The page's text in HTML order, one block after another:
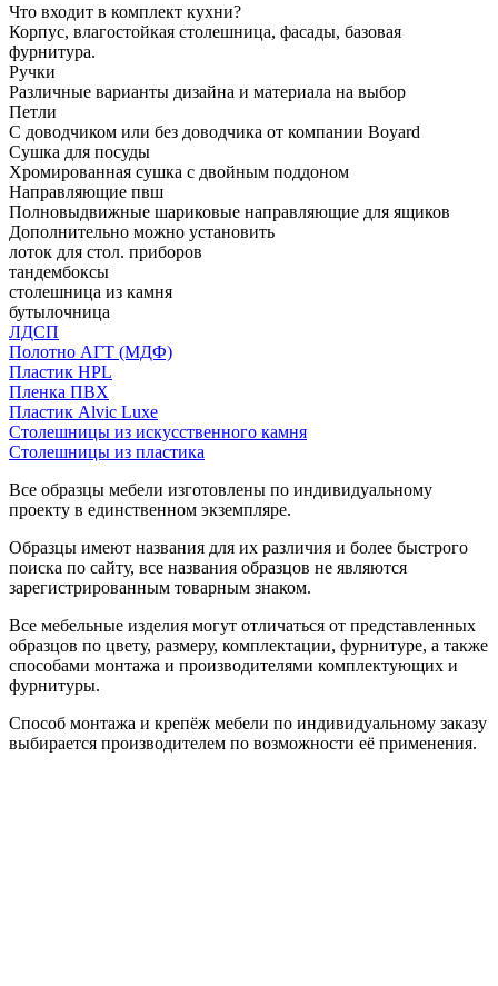
Что входит в комплект кухни?
Корпус, влагостойкая столешница, фасады, базовая
фурнитура.
Ручки
Различные варианты дизайна и материала на выбор
Петли
С доводчиком или без доводчика от компании Boyard
Сушка для посуды
Хромированная сушка с двойным поддоном
Направляющие пвш
Полновыдвижные шариковые направляющие для ящиков
Дополнительно можно установить
лоток для стол. приборов
тандембоксы
столешница из камня
бутылочница
ЛДСП
Полотно АГТ (МДФ)
Пластик HPL
Пленка ПВХ
Пластик Alvic Luxe
Столешницы из искусственного камня
Столешницы из пластика
Все образцы мебели изготовлены по индивидуальному
проекту в единственном экземпляре.
Образцы имеют названия для их различия и более быстрого
поиска по сайту, все названия образцов не являются
зарегистрированным товарным знаком.
Все мебельные изделия могут отличаться от представленных
образцов по цвету, размеру, комплектации, фурнитуре, а также
способами монтажа и производителями комплектующих и
фурнитуры.
Способ монтажа и крепёж мебели по индивидуальному заказу
выбирается производителем по возможности её применения.